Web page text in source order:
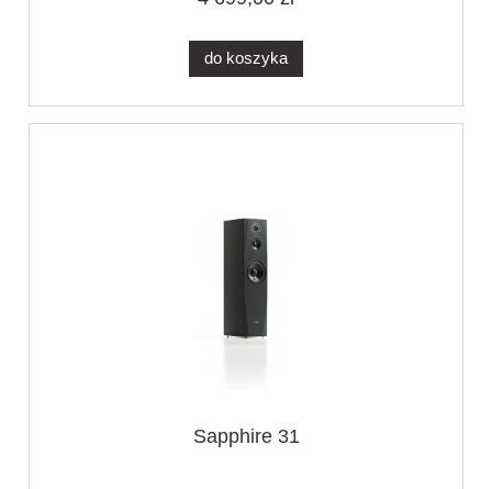
do koszyka
Sapphire 31